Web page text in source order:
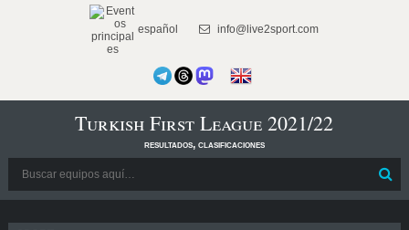
español info@live2sport.com
Turkish First League 2021/22
resultados, clasificaciones